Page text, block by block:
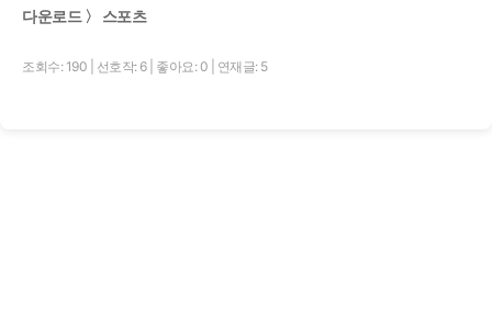
다운로드 〉 스포츠
조회수: 190 선호작: 6 좋아요: 0 연재글: 5